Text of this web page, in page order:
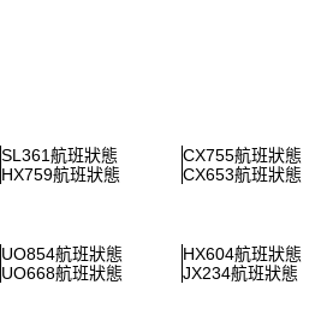
SL361航班狀態 CX755航班狀態
HX759航班狀態 CX653航班狀態
UO854航班狀態 HX604航班狀態
UO668航班狀態 JX234航班狀態